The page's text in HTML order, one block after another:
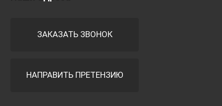
ЗАКАЗАТЬ ЗВОНОК
НАПРАВИТЬ ПРЕТЕНЗИЮ